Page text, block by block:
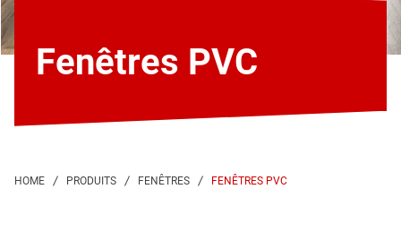
Fenêtres PVC
FENÊTRES PVC